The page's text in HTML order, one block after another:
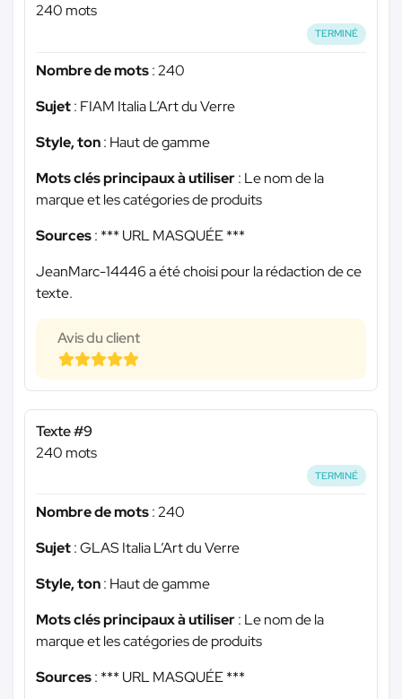
240 mots
TERMINÉ
Nombre de mots: 240
Sujet: FIAM Italia L’Art du Verre
Style, ton: Haut de gamme
Mots clés principaux à utiliser: Le nom de la
marque et les catégories de produits
Sources: *** URL MASQUÉE ***
JeanMarc-14446 a été choisi pour la rédaction de ce
texte.
Avis du client
Texte #9
240 mots
TERMINÉ
Nombre de mots: 240
Sujet: GLAS Italia L’Art du Verre
Style, ton: Haut de gamme
Mots clés principaux à utiliser: Le nom de la
marque et les catégories de produits
Sources: *** URL MASQUÉE ***